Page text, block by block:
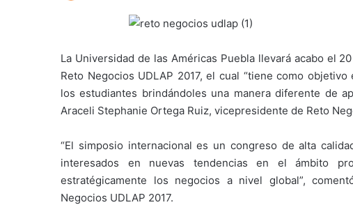
La Universidad de las Américas Puebla llevará acabo el
Reto Negocios UDLAP 2017, el cual “tiene como
los estudiantes brindándoles una manera diferente de
Araceli Stephanie Ortega Ruiz, vicepresidente de Reto
“El simposio internacional es un congreso de alta
interesados en nuevas tendencias en el ámbito
estratégicamente los negocios a nivel global”,
Negocios UDLAP 2017.